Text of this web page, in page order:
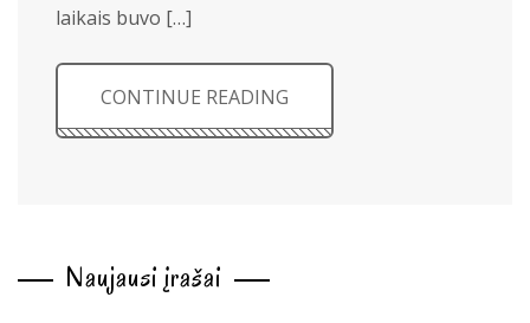
laikais buvo […]
CONTINUE READING
Naujausi įrašai